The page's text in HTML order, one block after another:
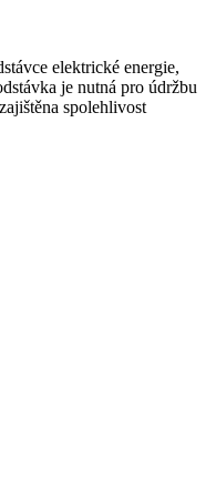
elektrické energie,
je nutná pro údržbu
spolehlivost